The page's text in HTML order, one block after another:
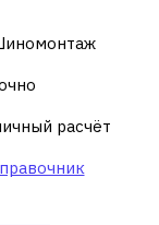
расчёт